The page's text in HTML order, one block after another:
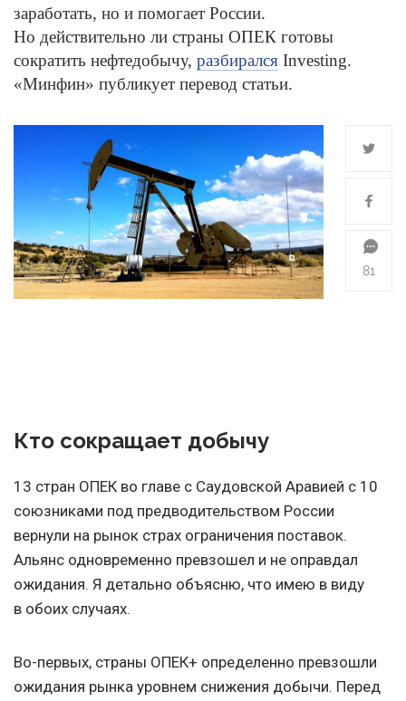
заработать, но и помогает России.
Но действительно ли страны ОПЕК готовы
сократить нефтедобычу, разбирался Investing.
«Минфин» публикует перевод статьи.
81
Кто сокращает добычу
13 стран ОПЕК во главе с Саудовской Аравией с 10
союзниками под предводительством России
вернули на рынок страх ограничения поставок.
Альянс одновременно превзошел и не оправдал
ожидания. Я детально объясню, что имею в виду
в обоих случаях.
Во-первых, страны ОПЕК+ определенно превзошли
ожидания рынка уровнем снижения добычи. Перед